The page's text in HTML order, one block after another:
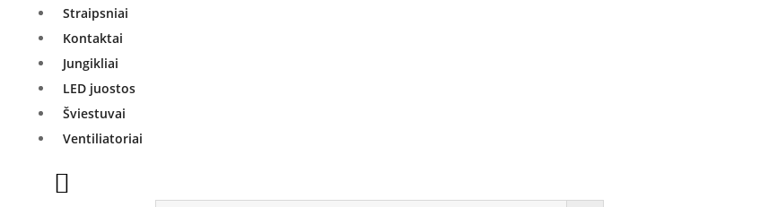
Straipsniai
Kontaktai
Jungikliai
LED juostos
Šviestuvai
Ventiliatoriai